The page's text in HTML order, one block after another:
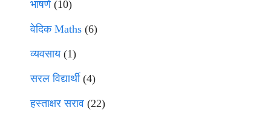
भाषणे(10)
वेदिक Maths (6)
व्यवसाय(1)
सरल विद्यार्थी(4)
हस्ताक्षर सराव (22)